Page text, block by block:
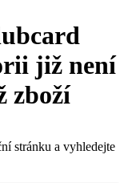
již není
zboží
stránku a vyhledejte